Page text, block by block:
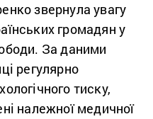
звернула увагу
громадян у
За даними
регулярно
тиску,
належної медичної